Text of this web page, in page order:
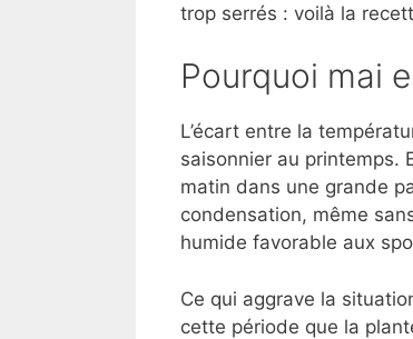
trop serrés : voilà la
Pourquoi mai
L’écart entre la
saisonnier au printemps.
matin dans une grande
condensation, même
humide favorable aux
Ce qui aggrave la
cette période que la